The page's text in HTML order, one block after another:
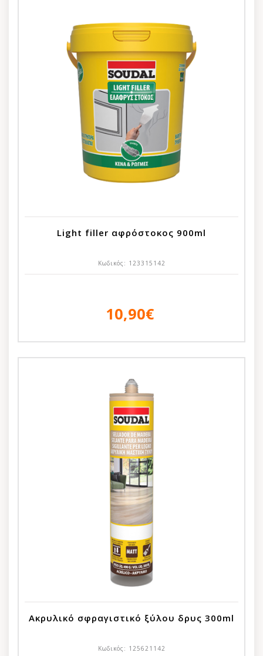
Light filler αφρόστοκος 900ml
Κωδικός: 123315142
10,90€
Ακρυλικό σφραγιστικό ξύλου δρυς 300ml
Κωδικός: 125621142